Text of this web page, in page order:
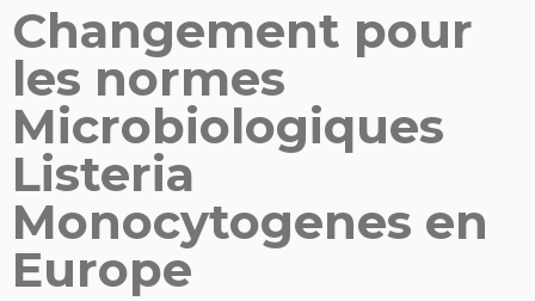
Changement pour
les normes
Microbiologiques
Listeria
Monocytogenes en
Europe